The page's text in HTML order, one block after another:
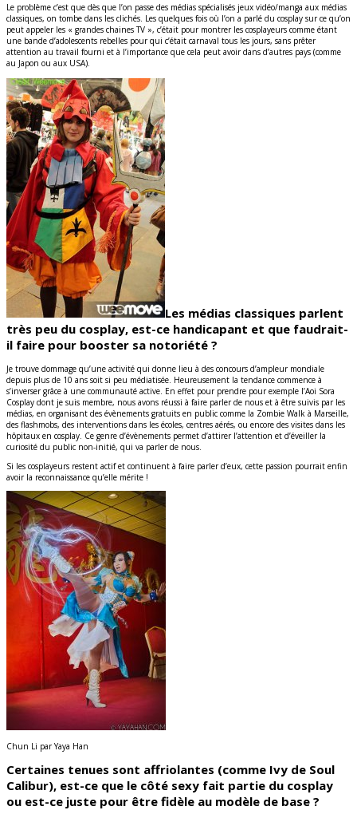
Le problème c’est que dès que l’on passe des médias spécialisés jeux vidéo/manga aux médias
classiques, on tombe dans les clichés. Les quelques fois où l’on a parlé du cosplay sur ce qu’on
peut appeler les « grandes chaines TV », c’était pour montrer les cosplayeurs comme étant
une bande d’adolescents rebelles pour qui c’était carnaval tous les jours, sans prêter
attention au travail fourni et à l’importance que cela peut avoir dans d’autres pays (comme
au Japon ou aux USA).
Les médias classiques parlent
très peu du cosplay, est-ce handicapant et que faudrait-
il faire pour booster sa notoriété ?
Je trouve dommage qu’une activité qui donne lieu à des concours d’ampleur mondiale
depuis plus de 10 ans soit si peu médiatisée. Heureusement la tendance commence à
s’inverser grâce à une communauté active. En effet pour prendre pour exemple l’Aoi Sora
Cosplay dont je suis membre, nous avons réussi à faire parler de nous et à être suivis par les
médias, en organisant des évènements gratuits en public comme la Zombie Walk à Marseille,
des flashmobs, des interventions dans les écoles, centres aérés, ou encore des visites dans les
hôpitaux en cosplay. Ce genre d’évènements permet d’attirer l’attention et d’éveiller la
curiosité du public non-initié, qui va parler de nous.
Si les cosplayeurs restent actif et continuent à faire parler d’eux, cette passion pourrait enfin
avoir la reconnaissance qu’elle mérite !
Chun Li par Yaya Han
Certaines tenues sont affriolantes (comme Ivy de Soul
Calibur), est-ce que le côté sexy fait partie du cosplay
ou est-ce juste pour être fidèle au modèle de base ?